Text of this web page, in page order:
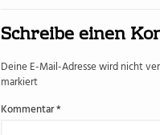
Schreibe einen
Deine E-Mail-Adresse wird nicht
markiert
Kommentar*